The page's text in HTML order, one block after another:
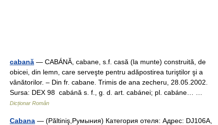
cabană — CABÁNĂ, cabane, s.f. casă (la munte) construită, de
obicei, din lemn, care serveşte pentru adăpostirea turiştilor şi a
vânătorilor. – Din fr. cabane. Trimis de ana zecheru, 28.05.2002.
Sursa: DEX 98 cabánă s. f., g. d. art. cabánei; pl. cabáne… …
Dicționar Român
Cabana — (Păltiniş,Румыния) Категория отеля: Адрес: DJ106A,